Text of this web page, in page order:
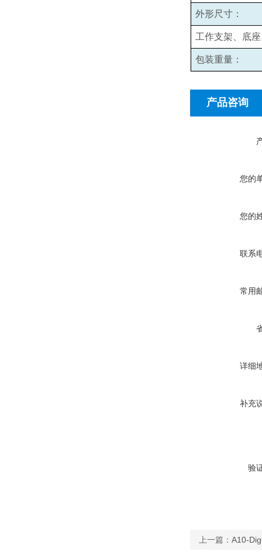
外形尺寸：
工作支架、底
包装重量：
产品咨询
您的
您的
联系
常用
详细
补充
验
上一篇： A10-